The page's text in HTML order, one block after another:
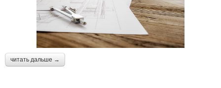
читать дальше →